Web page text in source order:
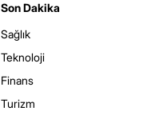
Son Dakika
Sağlık
Teknoloji
Finans
Turizm